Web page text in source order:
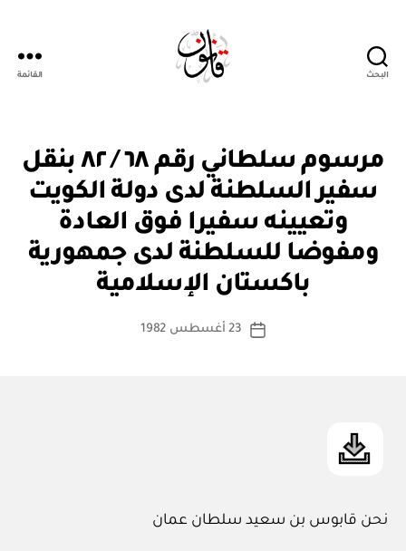
البحث القائمة
التصنيفات
مرسوم سلطاني رقم ٦٨ / ٨٢ بنقل
سفير السلطنة لدى دولة الكويت
وتعيينه سفيرا فوق العادة
ومفوضا للسلطنة لدى جمهورية
باكستان الإسلامية
كاتب
بو
س
ة
تاريخ
23 أغسطس 1982
نحن قابوس بن سعيد سلطان عمان